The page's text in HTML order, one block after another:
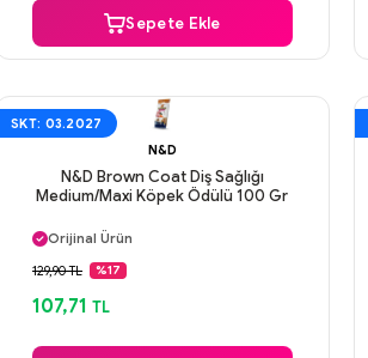
Sepete Ekle
SKT: 03.2027
N&D
N&D Brown Coat Diş Sağlığı
Medium/Maxi Köpek Ödülü 100 Gr
Orijinal Ürün
Güvenli Ödeme
129,90 TL %17
107,71 TL